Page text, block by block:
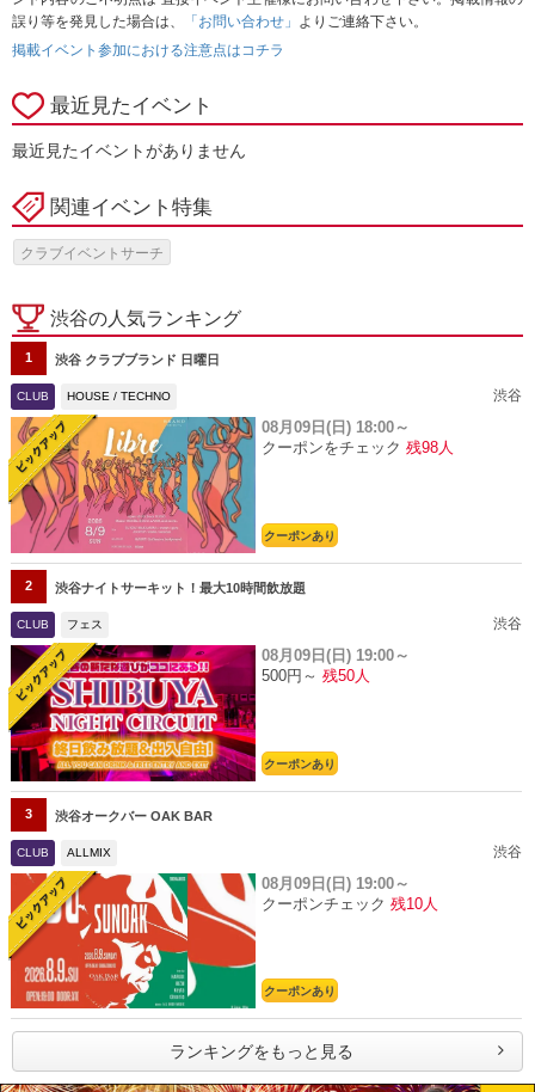
誤り等を発見した場合は、
「お問い合わせ」 よりご連絡下さい。
掲載イベント参加における注意点はコチラ
最近見たイベント
最近見たイベントがありません
関連イベント特集
クラブイベントサーチ
渋谷の人気ランキング
1 渋谷 クラブブランド 日曜日
CLUB HOUSE / TECHNO 渋谷
08月09日(日) 18:00～
クーポンをチェック 残98人
クーポンあり
2 渋谷ナイトサーキット！最大10時間飲放題
CLUB フェス 渋谷
08月09日(日) 19:00～
500円～ 残50人
クーポンあり
3 渋谷オークバー OAK BAR
CLUB ALLMIX 渋谷
08月09日(日) 19:00～
クーポンチェック 残10人
クーポンあり
ランキングをもっと見る